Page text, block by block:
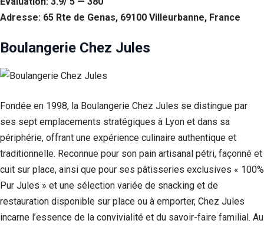
Adresse: 65 Rte de Genas, 69100 Villeurbanne, France
Boulangerie Chez Jules
Fondée en 1998, la Boulangerie Chez Jules se distingue par
ses sept emplacements stratégiques à Lyon et dans sa
périphérie, offrant une expérience culinaire authentique et
traditionnelle. Reconnue pour son pain artisanal pétri, façonné et
cuit sur place, ainsi que pour ses pâtisseries exclusives « 100%
Pur Jules » et une sélection variée de snacking et de
restauration disponible sur place ou à emporter, Chez Jules
incarne l’essence de la convivialité et du savoir-faire familial. Au
utilisé.
Afin que notre
site Web
aussi bien que
possible lors
de votre visite.
Si vous
refusez ces
certaines
fonctionnalités
du site Web.